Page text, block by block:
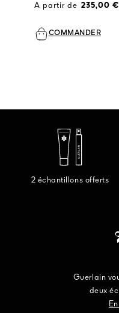
A partir de 235,00 €
COMMANDER
2 échantillons offerts
Guerlain
deux